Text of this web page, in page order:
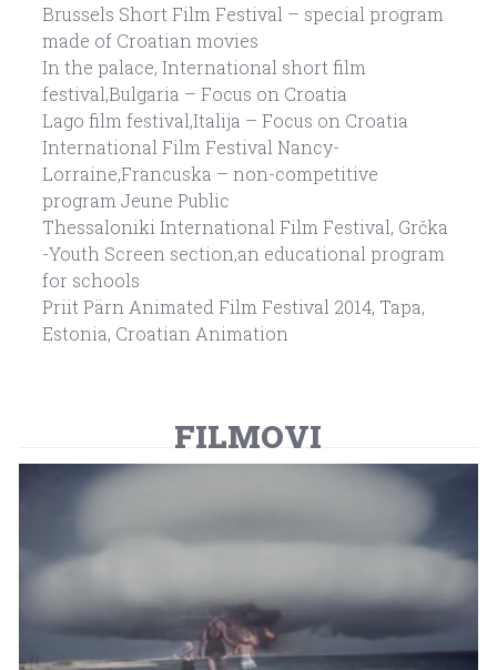
Brussels Short Film Festival – special program
made of Croatian movies
In the palace, International short film
festival,Bulgaria – Focus on Croatia
Lago film festival,Italija – Focus on Croatia
International Film Festival Nancy-
Lorraine,Francuska – non-competitive
program Jeune Public
Thessaloniki International Film Festival, Grčka
-Youth Screen section,an educational program
for schools
Priit Pärn Animated Film Festival 2014, Tapa,
Estonia, Croatian Animation
FILMOVI